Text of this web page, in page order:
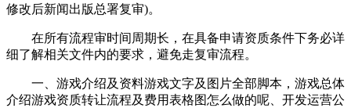
修改后新闻出版总署复审)。
在所有流程审时间周期长，在具备申请资质条件下务必详
细了解相关文件内的要求，避免走复审流程。
一、游戏介绍及资料游戏文字及图片全部脚本，游戏总体
介绍游戏资质转让流程及费用表格图怎么做的呢、开发运营公